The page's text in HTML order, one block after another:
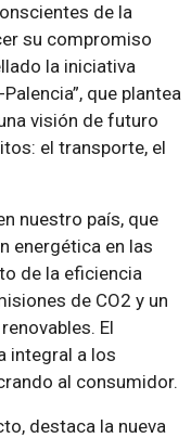
de la
su compromiso
la iniciativa
que plantea
visión de futuro
el transporte, el
nuestro país, que
energética en las
de la eficiencia
de CO2 y un
El
integral a los
al consumidor.
destaca la nueva